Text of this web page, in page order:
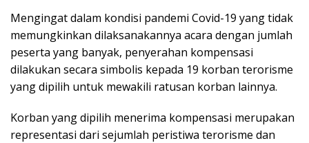
Mengingat dalam kondisi pandemi Covid-19 yang tidak
memungkinkan dilaksanakannya acara dengan jumlah
peserta yang banyak, penyerahan kompensasi
dilakukan secara simbolis kepada 19 korban terorisme
yang dipilih untuk mewakili ratusan korban lainnya.
Korban yang dipilih menerima kompensasi merupakan
representasi dari sejumlah peristiwa terorisme dan